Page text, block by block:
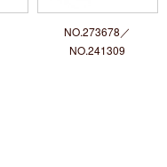
NO.273678／
NO.241309